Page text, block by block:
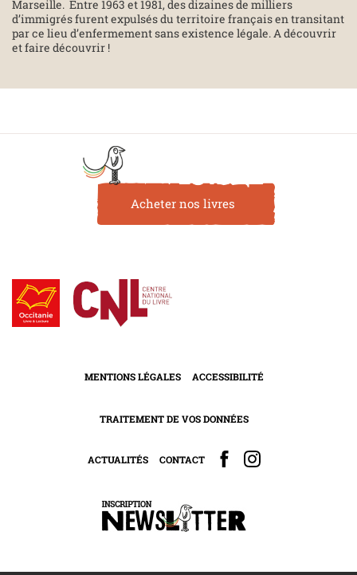
Marseille. Entre 1963 et 1981, des dizaines de milliers
d’immigrés furent expulsés du territoire français en transitant
par ce lieu d’enfermement sans existence légale. A découvrir
et faire découvrir !
Acheter nos livres
MENTIONS LÉGALES ACCESSIBILITÉ
TRAITEMENT DE VOS DONNÉES
ACTUALITÉS CONTACT